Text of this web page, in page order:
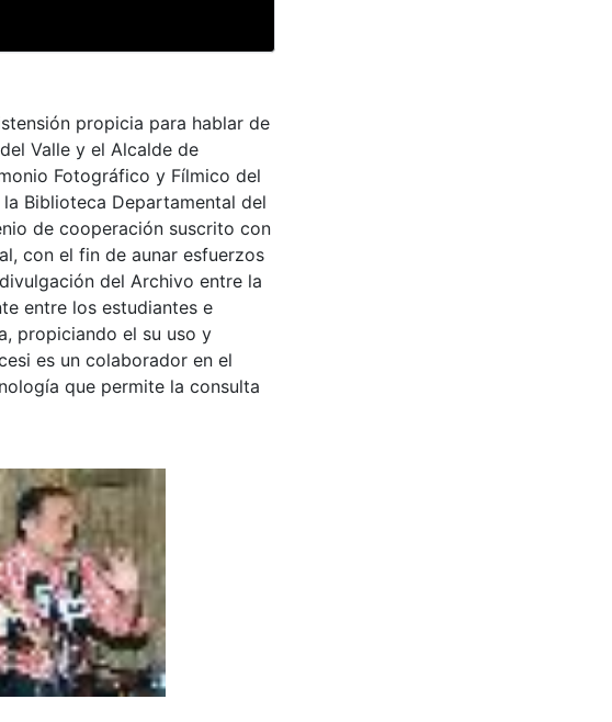
propicia para hablar de
Valle y el Alcalde de
Fotográfico y Fílmico del
Biblioteca Departamental del
de cooperación suscrito con
con el fin de aunar esfuerzos
del Archivo entre la
entre los estudiantes e
propiciando el su uso y
es un colaborador en el
que permite la consulta